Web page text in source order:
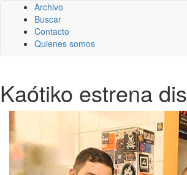
Archivo
Buscar
Contacto
Quienes somos
Kaótiko estrena